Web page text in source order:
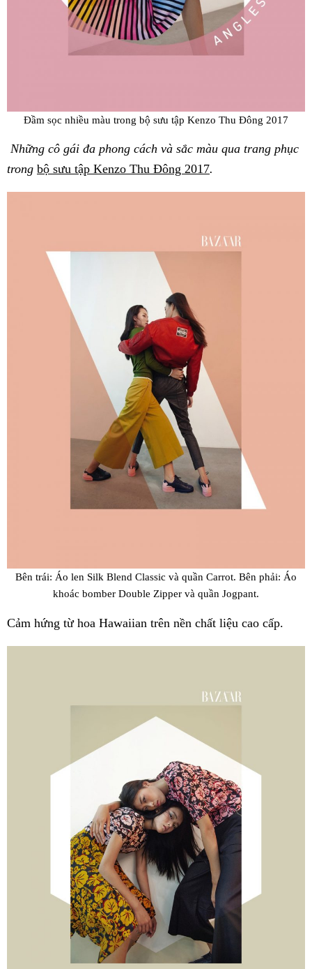
Đầm sọc nhiều màu trong bộ sưu tập Kenzo Thu Đông 2017
Những cô gái đa phong cách và sắc màu qua trang phục
trong bộ sưu tập Kenzo Thu Đông 2017.
Bên trái: Áo len Silk Blend Classic và quần Carrot. Bên phải: Áo
khoác bomber Double Zipper và quần Jogpant.
Cảm hứng từ hoa Hawaiian trên nền chất liệu cao cấp.